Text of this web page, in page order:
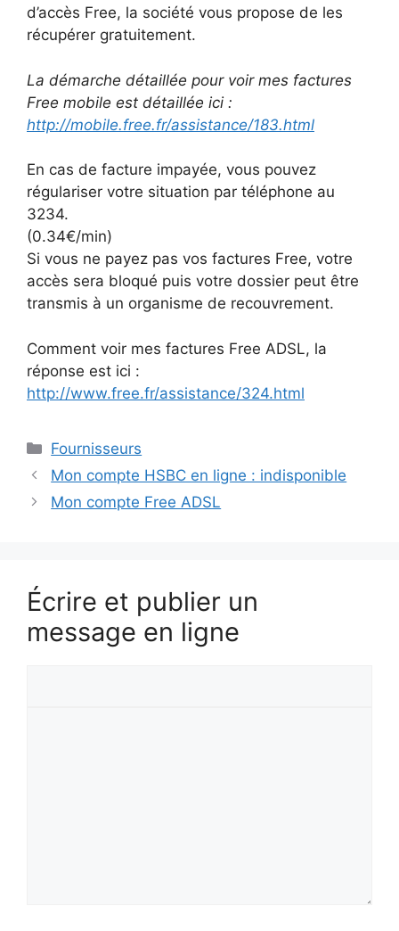
d’accès Free, la société vous propose de les
récupérer gratuitement.
La démarche détaillée pour voir mes factures
Free mobile est détaillée ici :
http://mobile.free.fr/assistance/183.html
En cas de facture impayée, vous pouvez
régulariser votre situation par téléphone au
3234.
(0.34€/min)
Si vous ne payez pas vos factures Free, votre
accès sera bloqué puis votre dossier peut être
transmis à un organisme de recouvrement.
Comment voir mes factures Free ADSL, la
réponse est ici :
http://www.free.fr/assistance/324.html
Catégories
Fournisseurs
Mon compte HSBC en ligne : indisponible
Mon compte Free ADSL
Écrire et publier un
message en ligne